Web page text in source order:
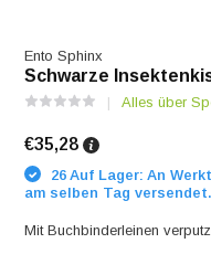
Ento Sphinx
Schwarze
Alles über
€35,28
26 Auf Lager: An
am selben Tag versendet.
Mit Buchbinderleinen